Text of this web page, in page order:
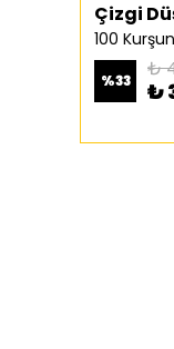
Çizgi
%33 ₺
₺